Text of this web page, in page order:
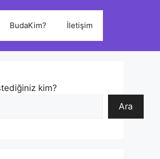
BudaKim? İletişim
kim?
Ara